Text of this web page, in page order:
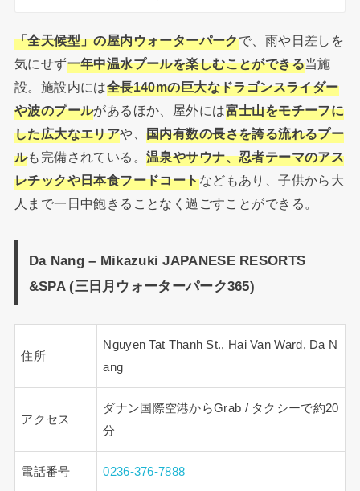
「全天候型」の屋内ウォーターパークで、雨や日差しを
気にせず一年中温水プールを楽しむことができる当施
設。施設内には全長140mの巨大なドラゴンスライダー
や波のプールがあるほか、屋外には富士山をモチーフに
した広大なエリアや、国内有数の長さを誇る流れるプー
ルも完備されている。温泉やサウナ、忍者テーマのアス
レチックや日本食フードコートなどもあり、子供から大
人まで一日中飽きることなく過ごすことができる。
Da Nang – Mikazuki JAPANESE RESORTS
&SPA (三日月ウォーターパーク365)
住所
Nguyen Tat Thanh St., Hai Van Ward, Da N
ang
アクセス
ダナン国際空港からGrab / タクシーで約20
分
電話番号 0236-376-7888